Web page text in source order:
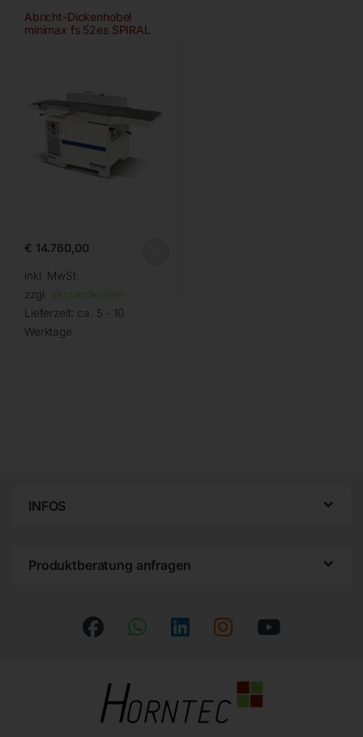
Abricht-Dickenhobel
minimax fs 52es SPIRAL
€ 14.760,00
inkl. MwSt.
zzgl. Versandkosten
Lieferzeit: ca. 5 - 10
Werktage
INFOS
Produktberatung anfragen